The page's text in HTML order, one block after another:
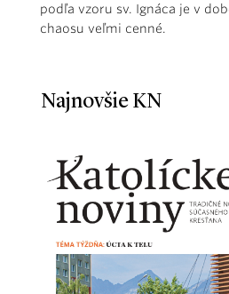
podľa vzoru sv. Ignáca je v
chaosu veľmi cenné.
Najnovšie KN